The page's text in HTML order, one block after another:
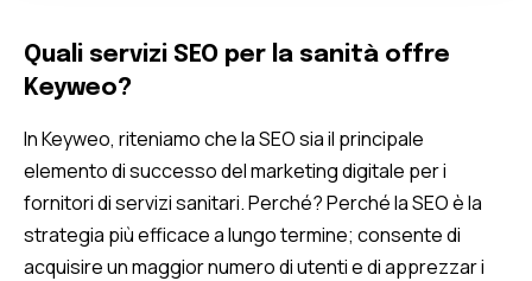
Quali servizi SEO per la sanità offre
Keyweo?
In Keyweo, riteniamo che la SEO sia il principale
elemento di successo del marketing digitale per i
fornitori di servizi sanitari. Perché? Perché la SEO è la
strategia più efficace a lungo termine; consente di
acquisire un maggior numero di utenti e di apprezzar i